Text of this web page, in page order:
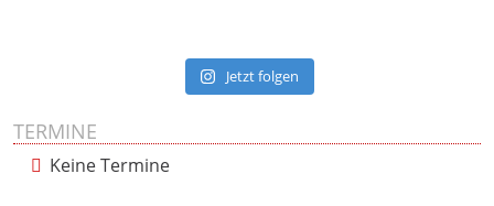
Jetzt folgen
TERMINE
Keine Termine